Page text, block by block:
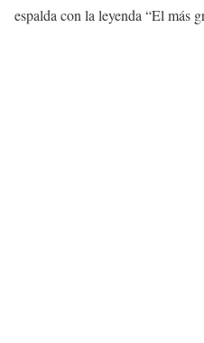
espalda con la leyenda “El más